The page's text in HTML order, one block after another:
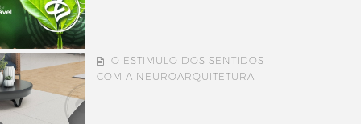
O ESTIMULO DOS SENTIDOS
COM A NEUROARQUITETURA